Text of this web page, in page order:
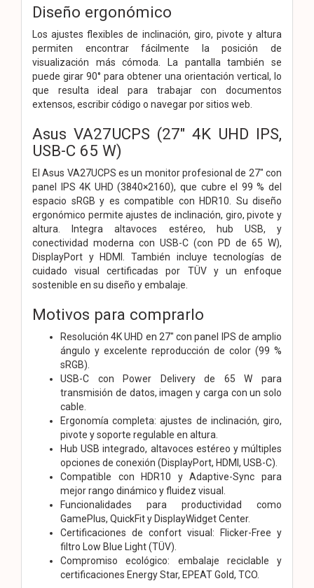
Diseño ergonómico
Los ajustes flexibles de inclinación, giro, pivote y altura
permiten encontrar fácilmente la posición de
visualización más cómoda. La pantalla también se
puede girar 90° para obtener una orientación vertical, lo
que resulta ideal para trabajar con documentos
extensos, escribir código o navegar por sitios web.
Asus VA27UCPS (27" 4K UHD IPS,
USB-C 65 W)
El Asus VA27UCPS es un monitor profesional de 27" con
panel IPS 4K UHD (3840×2160), que cubre el 99 % del
espacio sRGB y es compatible con HDR10. Su diseño
ergonómico permite ajustes de inclinación, giro, pivote y
altura. Integra altavoces estéreo, hub USB, y
conectividad moderna con USB-C (con PD de 65 W),
DisplayPort y HDMI. También incluye tecnologías de
cuidado visual certificadas por TÜV y un enfoque
sostenible en su diseño y embalaje.
Motivos para comprarlo
Resolución 4K UHD en 27" con panel IPS de amplio
ángulo y excelente reproducción de color (99 %
sRGB).
USB-C con Power Delivery de 65 W para
transmisión de datos, imagen y carga con un solo
cable.
Ergonomía completa: ajustes de inclinación, giro,
pivote y soporte regulable en altura.
Hub USB integrado, altavoces estéreo y múltiples
opciones de conexión (DisplayPort, HDMI, USB-C).
Compatible con HDR10 y Adaptive-Sync para
mejor rango dinámico y fluidez visual.
Funcionalidades para productividad como
GamePlus, QuickFit y DisplayWidget Center.
Certificaciones de confort visual: Flicker-Free y
filtro Low Blue Light (TÜV).
Compromiso ecológico: embalaje reciclable y
certificaciones Energy Star, EPEAT Gold, TCO.